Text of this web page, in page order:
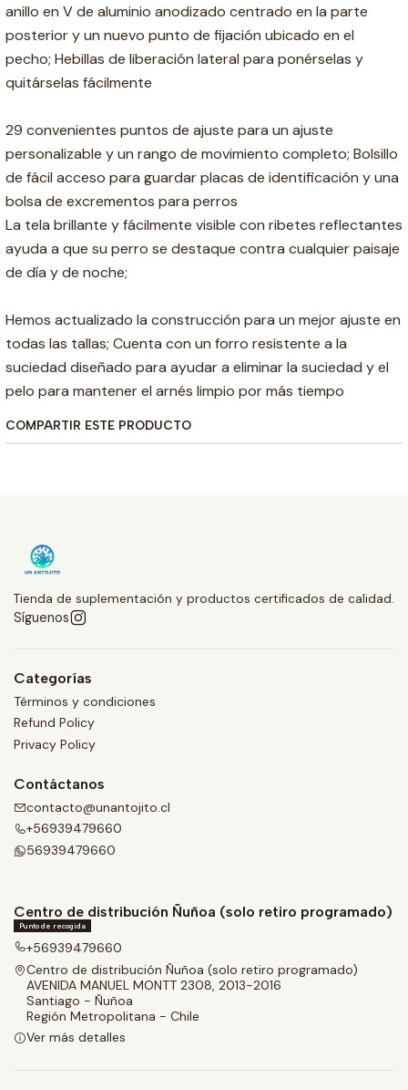
anillo en V de aluminio anodizado centrado en la parte
posterior y un nuevo punto de fijación ubicado en el
pecho; Hebillas de liberación lateral para ponérselas y
quitárselas fácilmente
29 convenientes puntos de ajuste para un ajuste
personalizable y un rango de movimiento completo; Bolsillo
de fácil acceso para guardar placas de identificación y una
bolsa de excrementos para perros
La tela brillante y fácilmente visible con ribetes reflectantes
ayuda a que su perro se destaque contra cualquier paisaje
de día y de noche;
Hemos actualizado la construcción para un mejor ajuste en
todas las tallas; Cuenta con un forro resistente a la
suciedad diseñado para ayudar a eliminar la suciedad y el
pelo para mantener el arnés limpio por más tiempo
COMPARTIR ESTE PRODUCTO
Tienda de suplementación y productos certificados de calidad.
Síguenos
Categorías
Términos y condiciones
Refund Policy
Privacy Policy
Contáctanos
contacto@unantojito.cl
+56939479660
56939479660
Centro de distribución Ñuñoa (solo retiro programado)
Punto de recogida
+56939479660
Centro de distribución Ñuñoa (solo retiro programado)
AVENIDA MANUEL MONTT 2308, 2013-2016
Santiago - Ñuñoa
Región Metropolitana - Chile
Ver más detalles